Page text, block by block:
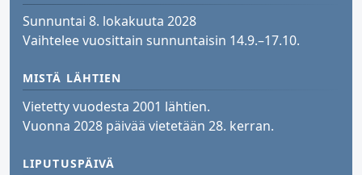
Sunnuntai 8. lokakuuta 2028
Vaihtelee vuosittain sunnuntaisin 14.9.–17.10.
MISTÄ LÄHTIEN
Vietetty vuodesta 2001 lähtien.
Vuonna 2028 päivää vietetään 28. kerran.
LIPUTUSPÄIVÄ